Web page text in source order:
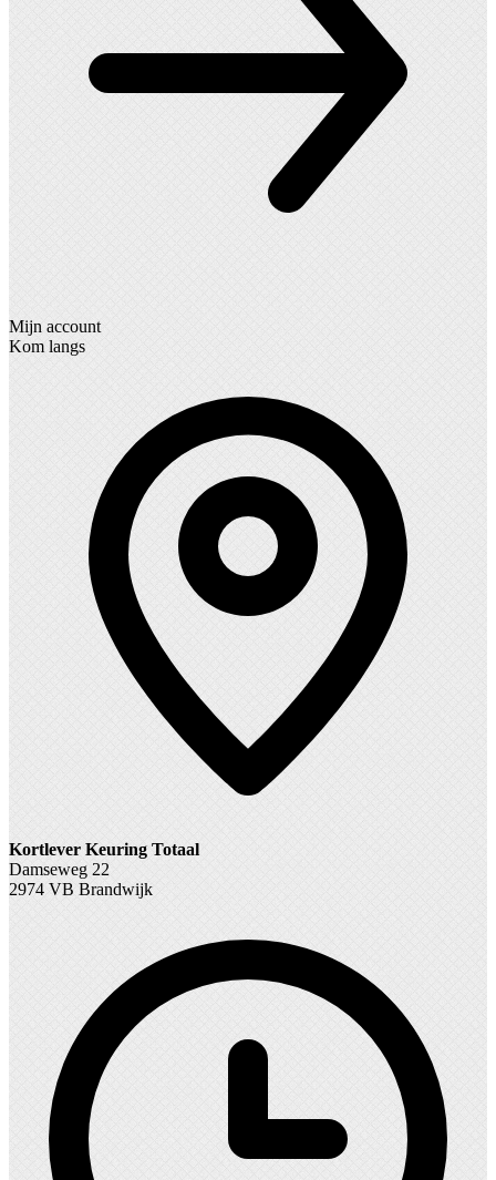
Mijn account
Kom langs
Kortlever Keuring Totaal
Damseweg 22
2974 VB Brandwijk